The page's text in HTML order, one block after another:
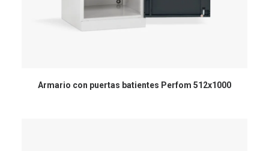
Armario con puertas batientes Perfom 512x1000